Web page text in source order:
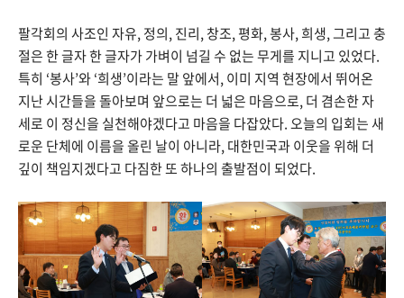
팔각회의 사조인 자유, 정의, 진리, 창조, 평화, 봉사, 희생, 그리고 충
절은 한 글자 한 글자가 가벼이 넘길 수 없는 무게를 지니고 있었다.
특히 ‘봉사’와 ‘희생’이라는 말 앞에서, 이미 지역 현장에서 뛰어온
지난 시간들을 돌아보며 앞으로는 더 넓은 마음으로, 더 겸손한 자
세로 이 정신을 실천해야겠다고 마음을 다잡았다. 오늘의 입회는 새
로운 단체에 이름을 올린 날이 아니라, 대한민국과 이웃을 위해 더
깊이 책임지겠다고 다짐한 또 하나의 출발점이 되었다.